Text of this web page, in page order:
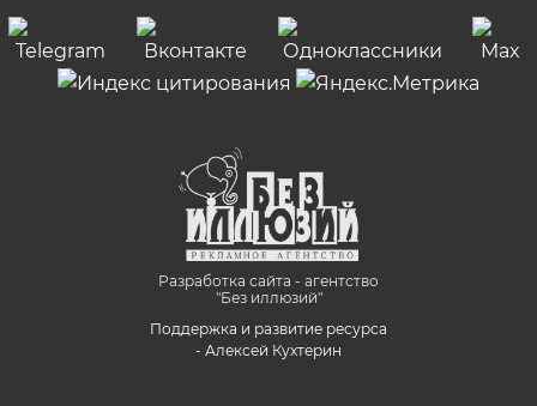
Разработка сайта - агентство
"Без иллюзий"
Поддержка и развитие ресурса
- Алексей Кухтерин